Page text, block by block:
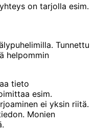
on tarjolla esim.
Tunnettu
helpommin
tieto
esim.
ei yksin riitä.
Monien